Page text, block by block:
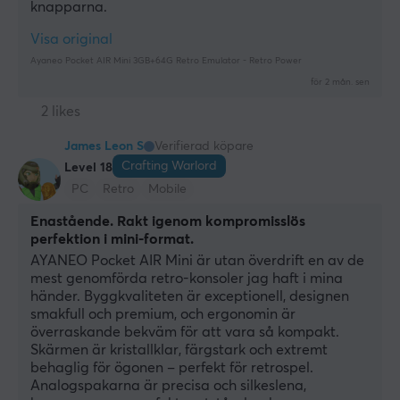
knapparna.
Visa original
Ayaneo Pocket AIR Mini 3GB+64G Retro Emulator - Retro Power
för 2 mån. sen
2 likes
James Leon S
Verifierad köpare
Level 18
Crafting Warlord
PC
Retro Mobile
Enastående. Rakt igenom kompromisslös
perfektion i mini-format.
AYANEO Pocket AIR Mini är utan överdrift en av de
mest genomförda retro-konsoler jag haft i mina
händer. Byggkvaliteten är exceptionell, designen
smakfull och premium, och ergonomin är
överraskande bekväm för att vara så kompakt.
Skärmen är kristallklar, färgstark och extremt
behaglig för ögonen – perfekt för retrospel.
Analogspakarna är precisa och silkeslena,